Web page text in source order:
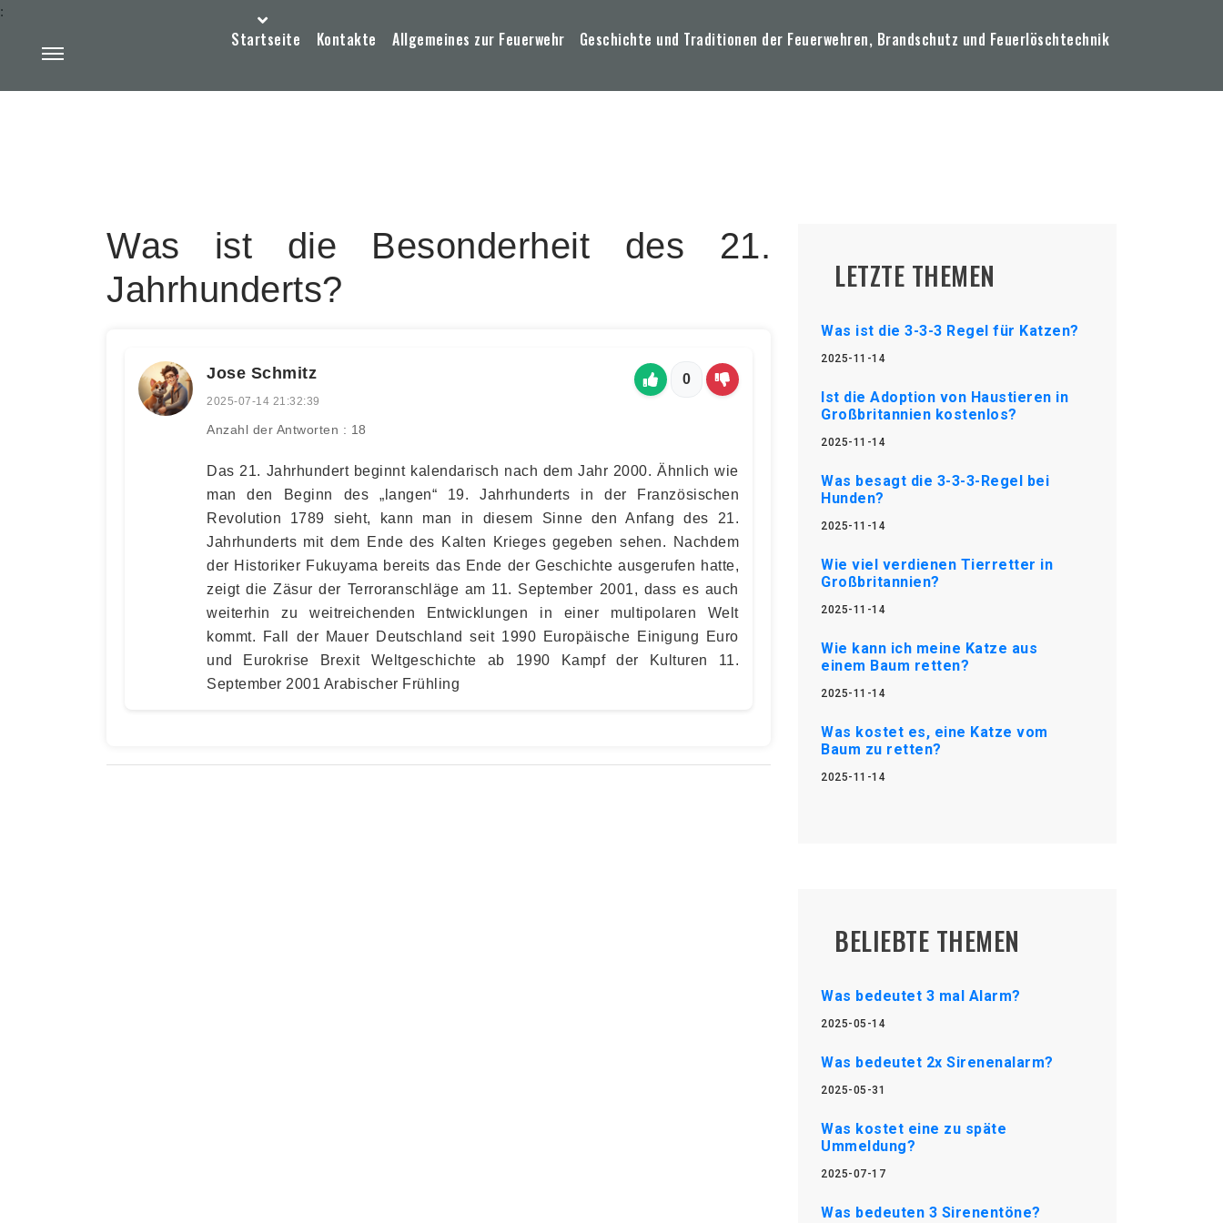
Startseite Kontakte Allgemeines zur Feuerwehr Geschichte und Traditionen der Feuerwehren, Brandschutz und Feuerlöschtechnik
:
Was ist die Besonderheit des 21.
Jahrhunderts?
Jose Schmitz
2025-07-14 21:32:39
Anzahl der Antworten : 18
0
Das 21. Jahrhundert beginnt kalendarisch nach dem Jahr 2000. Ähnlich wie
man den Beginn des „langen“ 19. Jahrhunderts in der Französischen
Revolution 1789 sieht, kann man in diesem Sinne den Anfang des 21.
Jahrhunderts mit dem Ende des Kalten Krieges gegeben sehen. Nachdem
der Historiker Fukuyama bereits das Ende der Geschichte ausgerufen hatte,
zeigt die Zäsur der Terroranschläge am 11. September 2001, dass es auch
weiterhin zu weitreichenden Entwicklungen in einer multipolaren Welt
kommt. Fall der Mauer Deutschland seit 1990 Europäische Einigung Euro
und Eurokrise Brexit Weltgeschichte ab 1990 Kampf der Kulturen 11.
September 2001 Arabischer Frühling
LETZTE THEMEN
Was ist die 3-3-3 Regel für Katzen?
2025-11-14
Ist die Adoption von Haustieren in
Großbritannien kostenlos?
2025-11-14
Was besagt die 3-3-3-Regel bei
Hunden?
2025-11-14
Wie viel verdienen Tierretter in
Großbritannien?
2025-11-14
Wie kann ich meine Katze aus
einem Baum retten?
2025-11-14
Was kostet es, eine Katze vom
Baum zu retten?
2025-11-14
BELIEBTE THEMEN
Was bedeutet 3 mal Alarm?
2025-05-14
Was bedeutet 2x Sirenenalarm?
2025-05-31
Was kostet eine zu späte
Ummeldung?
2025-07-17
Was bedeuten 3 Sirenentöne?